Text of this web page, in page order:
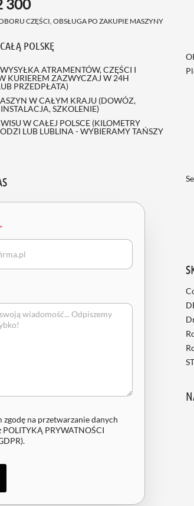
300
CZĘŚCI, OBSŁUGA PO ZAKUPIE MASZYNY
POLSKĘ
ATRAMENTÓW, CZĘŚCI I
KURIEREM ZAZWYCZAJ W 24H
PRZEDPŁATA)
W CAŁYM KRAJU (DOWÓZ,
SZKOLENIE)
W CAŁEJ POLSCE (KILOMETRY
LUB LUBLINA - WYBIERAMY TAŃSZY
*
zgodę na przetwarzanie danych
POLITYKĄ PRYWATNOŚCI
.